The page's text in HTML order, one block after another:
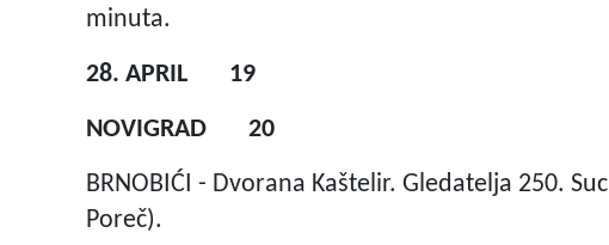
minuta.
28. APRIL 19
NOVIGRAD 20
BRNOBIĆI - Dvorana Kaštelir. Gledatelja 250.
Poreč).